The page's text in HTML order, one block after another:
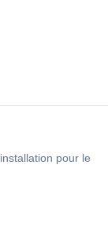
pour le